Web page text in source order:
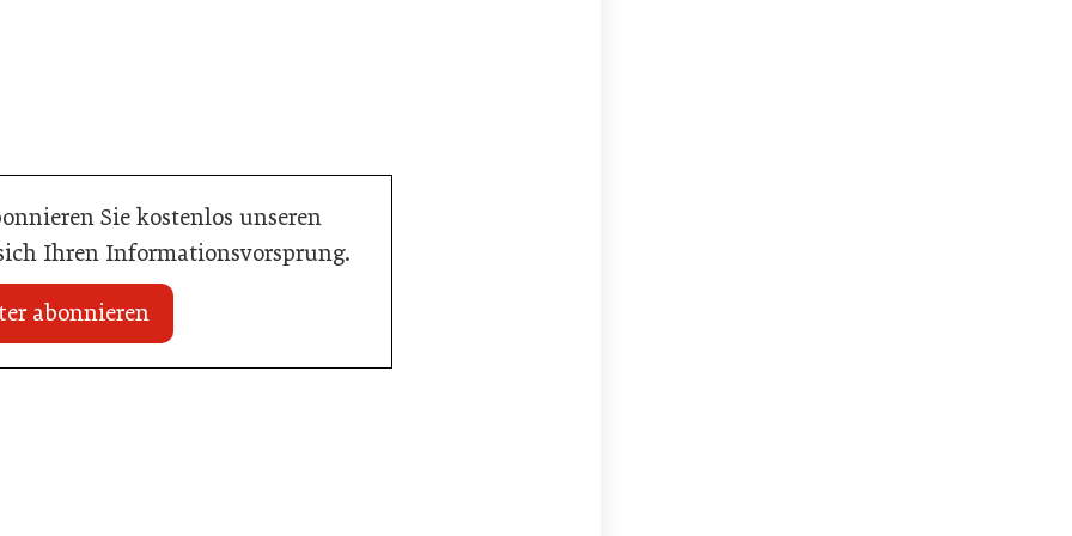
Sie kostenlos unseren
Ihren Informationsvorsprung.
abonnieren